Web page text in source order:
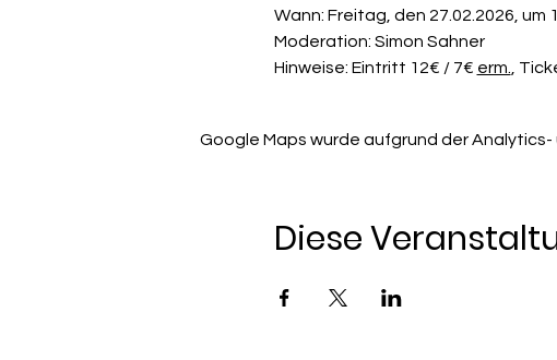
Wann: Freitag, den 27.02.2026, um
Moderation: Simon Sahner
Hinweise: Eintritt 12€ / 7€ erm.,
Google Maps wurde aufgrund der
Diese